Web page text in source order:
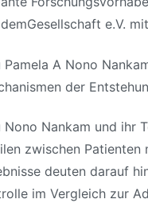
e.V.
Pamela A Nono
der
Nono Nankam und ihr
zwischen
deuten darauf
im Vergleich zur